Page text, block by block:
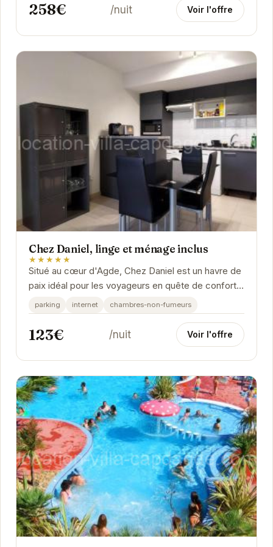
258€ /nuit Voir l'offre
Chez Daniel, linge et ménage inclus
★★★★★
Situé au cœur d'Agde, Chez Daniel est un havre de
paix idéal pour les voyageurs en quête de confort
et de simplicité. Avec son ambiance...
parking internet chambres-non-fumeurs
123€ /nuit Voir l'offre